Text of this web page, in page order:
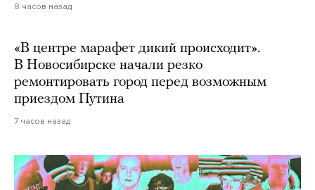
8 часов назад
«В центре марафет дикий происходит».
В Новосибирске начали резко
ремонтировать город перед возможным
приездом Путина
7 часов назад